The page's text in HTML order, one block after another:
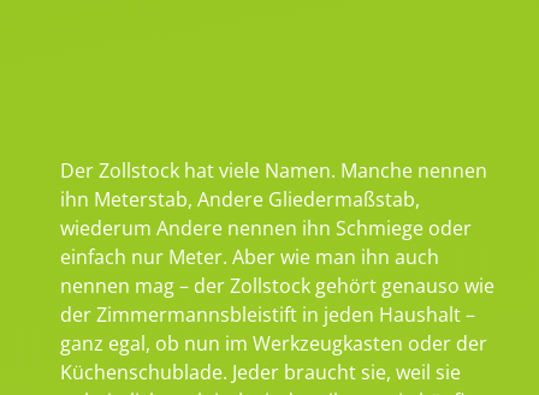
Der Zollstock hat viele Namen. Manche nennen
ihn Meterstab, Andere Gliedermaßstab,
wiederum Andere nennen ihn Schmiege oder
einfach nur Meter. Aber wie man ihn auch
nennen mag – der Zollstock gehört genauso wie
der Zimmermannsbleistift in jeden Haushalt –
ganz egal, ob nun im Werkzeugkasten oder der
Küchenschublade. Jeder braucht sie, weil sie